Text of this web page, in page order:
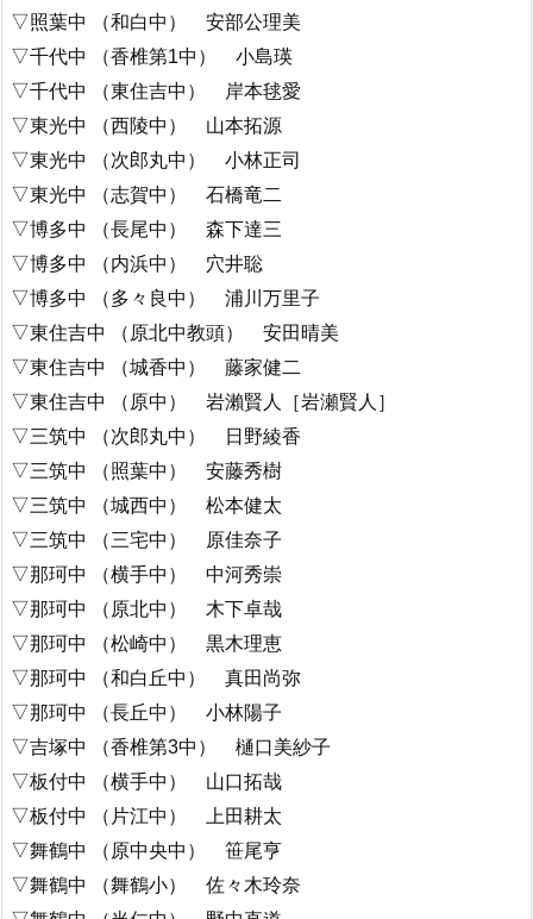
▽照葉中 （和白中） 安部公理美
▽千代中 （香椎第1中） 小島瑛
▽千代中 （東住吉中） 岸本毬愛
▽東光中 （西陵中） 山本拓源
▽東光中 （次郎丸中） 小林正司
▽東光中 （志賀中） 石橋竜二
▽博多中 （長尾中） 森下達三
▽博多中 （内浜中） 穴井聡
▽博多中 （多々良中） 浦川万里子
▽東住吉中 （原北中教頭） 安田晴美
▽東住吉中 （城香中） 藤家健二
▽東住吉中 （原中） 岩瀨賢人［岩瀬賢人］
▽三筑中 （次郎丸中） 日野綾香
▽三筑中 （照葉中） 安藤秀樹
▽三筑中 （城西中） 松本健太
▽三筑中 （三宅中） 原佳奈子
▽那珂中 （横手中） 中河秀崇
▽那珂中 （原北中） 木下卓哉
▽那珂中 （松崎中） 黒木理恵
▽那珂中 （和白丘中） 真田尚弥
▽那珂中 （長丘中） 小林陽子
▽吉塚中 （香椎第3中） 樋口美紗子
▽板付中 （横手中） 山口拓哉
▽板付中 （片江中） 上田耕太
▽舞鶴中 （原中央中） 笹尾亨
▽舞鶴中 （舞鶴小） 佐々木玲奈